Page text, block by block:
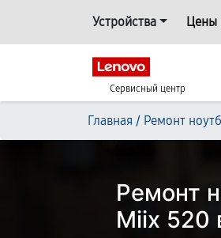
Устройства Цены
Сервисный центр
Главная / Ремонт
Ремонт
Miix 520